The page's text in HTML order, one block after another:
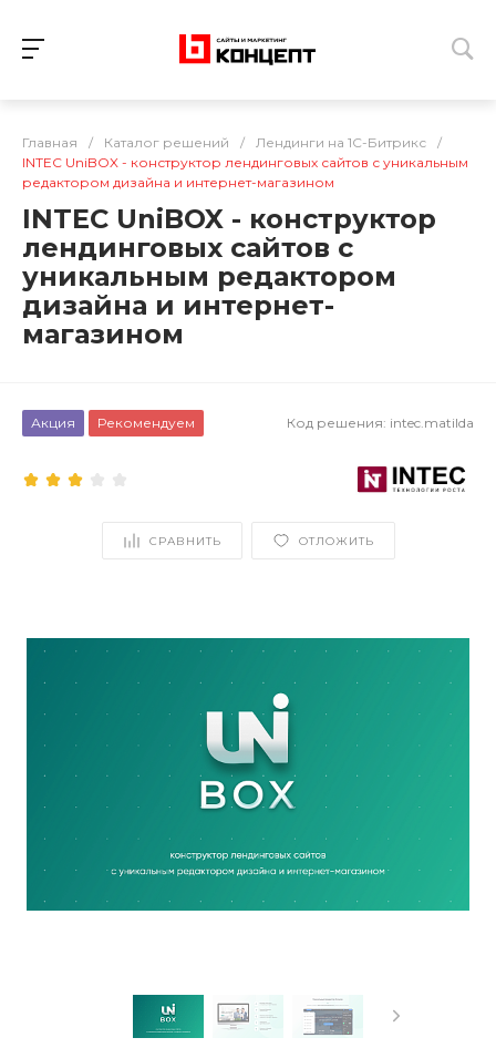
Главная / Каталог решений / Лендинги на 1C-Битрикс
/
INTEC UniBOX - конструктор лендинговых сайтов с уникальным
редактором дизайна и интернет-магазином
INTEC UniBOX - конструктор
лендинговых сайтов с
уникальным редактором
дизайна и интернет-
магазином
Акция Рекомендуем Код решения: intec.matilda
СРАВНИТЬ ОТЛОЖИТЬ